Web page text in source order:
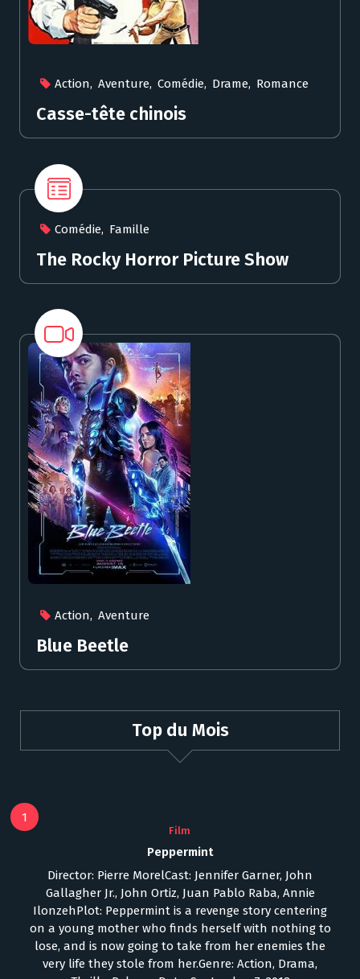
Action, Aventure, Comédie, Drame, Romance
Casse-tête chinois
Comédie, Famille
The Rocky Horror Picture Show
Action, Aventure
Blue Beetle
Top du Mois
1
Film
Peppermint
Director: Pierre MorelCast: Jennifer Garner, John
Gallagher Jr., John Ortiz, Juan Pablo Raba, Annie
IlonzehPlot: Peppermint is a revenge story centering
on a young mother who finds herself with nothing to
lose, and is now going to take from her enemies the
very life they stole from her.Genre: Action, Drama,